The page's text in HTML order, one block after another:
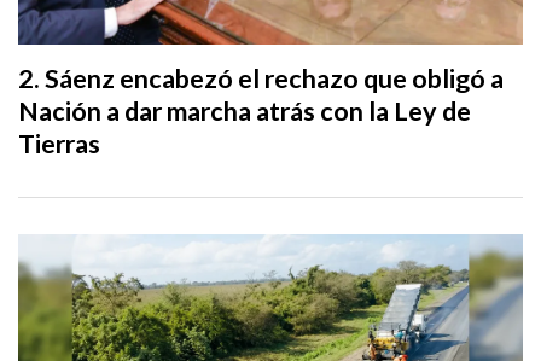
Sáenz encabezó el rechazo que obligó a
Nación a dar marcha atrás con la Ley de
Tierras